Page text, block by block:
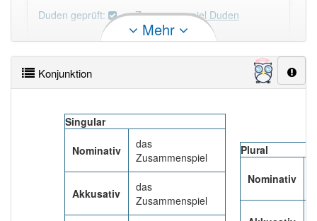
Duden geprüft: Zusammenspiel Duden
×
Wörter, die mit "-iel" enden, haben fast immer
32Ausnahmen
Beispiele
346
Mehr
Konjunktion
Singular
Nominativ
das
Zusammenspiel
Akkusativ
das
Zusammenspiel
Plural
Nominativ